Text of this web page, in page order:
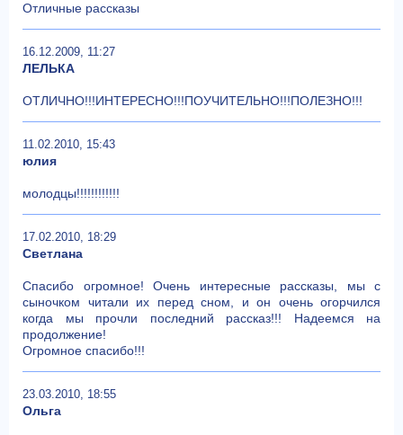
Отличные рассказы
16.12.2009, 11:27
ЛЕЛЬКА
ОТЛИЧНО!!!ИНТЕРЕСНО!!!ПОУЧИТЕЛЬНО!!!ПОЛЕЗНО!!!
11.02.2010, 15:43
юлия
молодцы!!!!!!!!!!!!
17.02.2010, 18:29
Светлана
Спасибо огромное! Очень интересные рассказы, мы с
сыночком читали их перед сном, и он очень огорчился
когда мы прочли последний рассказ!!! Надеемся на
продолжение!
Огромное спасибо!!!
23.03.2010, 18:55
Ольга